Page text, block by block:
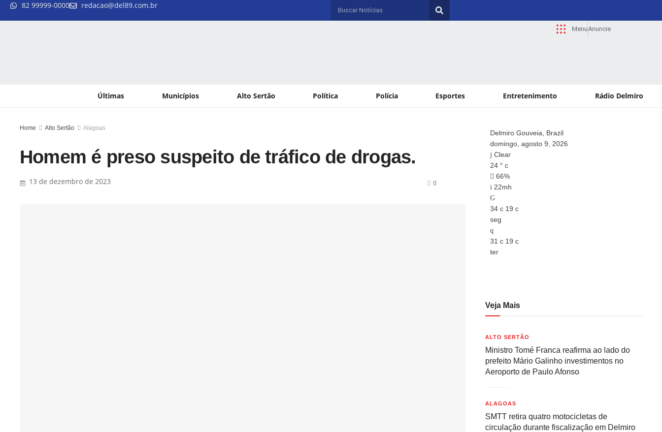
82 99999-0000 redacao@del89.com.br
MenuAnuncie
Últimas Municípios Alto Sertão Política Polícia Esportes Entretenimento Rádio Delmiro
Home Alto Sertão Alagoas
Homem é preso suspeito de tráfico de drogas.
13 de dezembro de 2023 0
Delmiro Gouveia, Brazil
domingo, agosto 9, 2026
Clear
24 ° c
66%
22mh
34 c 19 c
seg
31 c 19 c
ter
Veja Mais
ALTO SERTÃO
Ministro Tomé Franca reafirma ao lado do
prefeito Mário Galinho investimentos no
Aeroporto de Paulo Afonso
ALAGOAS
SMTT retira quatro motocicletas de
circulação durante fiscalização em Delmiro